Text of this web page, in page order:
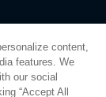
content,
features. We
our social
“Accept All